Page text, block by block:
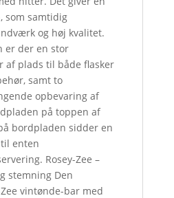
som samtidig
og høj kvalitet.
er der en stor
af plads til både flasker
samt to
opbevaring af
på toppen af
bordpladen sidder en
enten
Rosey-Zee –
stemning Den
vintønde-bar med